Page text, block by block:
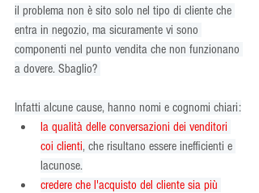
il problema non è sito solo nel tipo di cliente che
entra in negozio, ma sicuramente vi sono
componenti nel punto vendita che non funzionano
a dovere. Sbaglio?
Infatti alcune cause, hanno nomi e cognomi chiari:
la qualità delle conversazioni dei venditori
coi clienti, che risultano essere inefficienti e
lacunose.
credere che l'acquisto del cliente sia più